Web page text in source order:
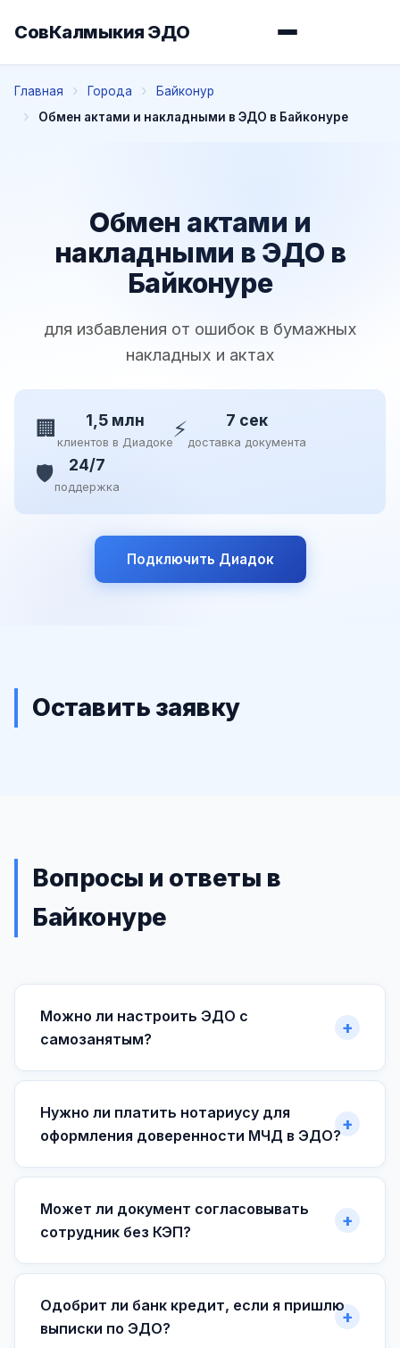
СовКалмыкия ЭДО
Главная Города
Байконур
Обмен актами и накладными в ЭДО в Байконуре
Обмен актами и
накладными в ЭДО в
Байконуре
для избавления от ошибок в бумажных
накладных и актах
🏢 1,5 млн
клиентов в Диадоке⚡ 7 сек
доставка документа
🛡️ 24/7
поддержка
Подключить Диадок
Оставить заявку
Вопросы и ответы в
Байконуре
Можно ли настроить ЭДО с
самозанятым?
Нужно ли платить нотариусу для
оформления доверенности МЧД в ЭДО?
Может ли документ согласовывать
сотрудник без КЭП?
Одобрит ли банк кредит, если я пришлю
выписки по ЭДО?